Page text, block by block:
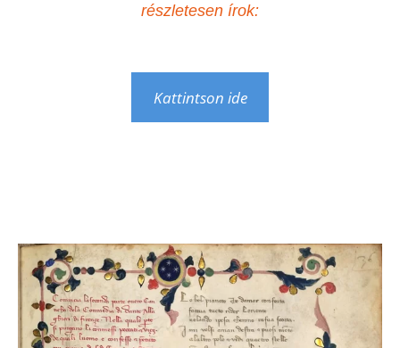
részletesen írok:
Kattintson ide